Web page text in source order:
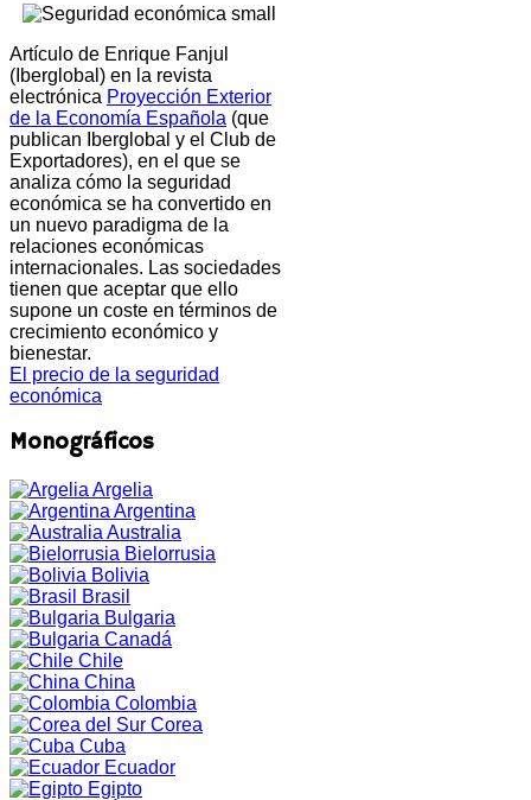
Artículo de Enrique Fanjul
(Iberglobal) en la revista
electrónica Proyección Exterior
de la Economía Española (que
publican Iberglobal y el Club de
Exportadores), en el que se
analiza cómo la seguridad
económica se ha convertido en
un nuevo paradigma de la
relaciones económicas
internacionales. Las sociedades
tienen que aceptar que ello
supone un coste en términos de
crecimiento económico y
bienestar.
El precio de la seguridad
económica
Monográficos
Argelia
Argentina
Australia
Bielorrusia
Bolivia
Brasil
Bulgaria
Canadá
Chile
China
Colombia
Corea
Cuba
Ecuador
Egipto